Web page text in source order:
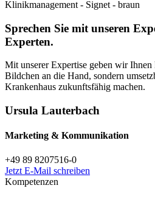
Sprechen Sie mit unseren
Experten.
Mit unserer Expertise geben wir Ihnen
Bildchen an die Hand, sondern
Krankenhaus zukunftsfähig machen.
Ursula Lauterbach
Marketing & Kommunikation
+49 89 8207516-0
Jetzt E-Mail schreiben
Kompetenzen